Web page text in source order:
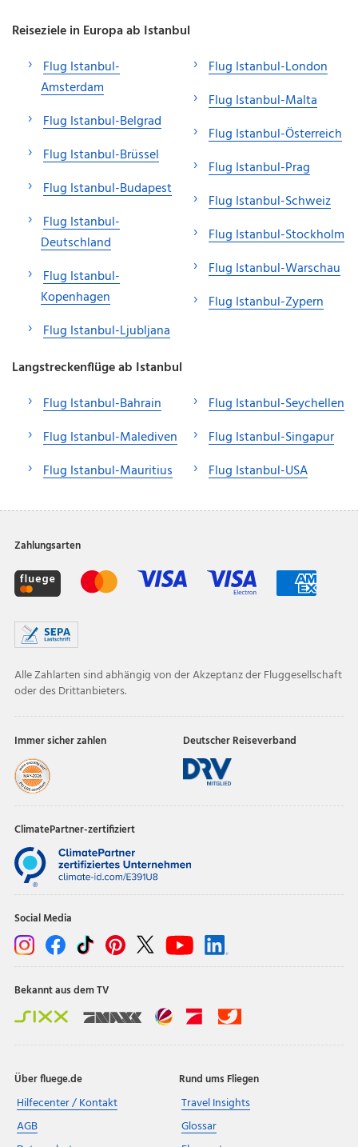
Reiseziele in Europa ab Istanbul
Flug Istanbul-
Amsterdam
Flug Istanbul-Belgrad
Flug Istanbul-Brüssel
Flug Istanbul-Budapest
Flug Istanbul-
Deutschland
Flug Istanbul-
Kopenhagen
Flug Istanbul-Ljubljana
Flug Istanbul-London
Flug Istanbul-Malta
Flug Istanbul-Österreich
Flug Istanbul-Prag
Flug Istanbul-Schweiz
Flug Istanbul-Stockholm
Flug Istanbul-Warschau
Flug Istanbul-Zypern
Langstreckenflüge ab Istanbul
Flug Istanbul-Bahrain
Flug Istanbul-Malediven
Flug Istanbul-Mauritius
Flug Istanbul-Seychellen
Flug Istanbul-Singapur
Flug Istanbul-USA